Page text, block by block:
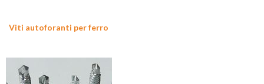
Viti autoforanti per ferro